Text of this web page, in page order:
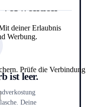
ist leer.
Deine
deiner Erlaubnis
Werbung.
Prüfe die Verbindung